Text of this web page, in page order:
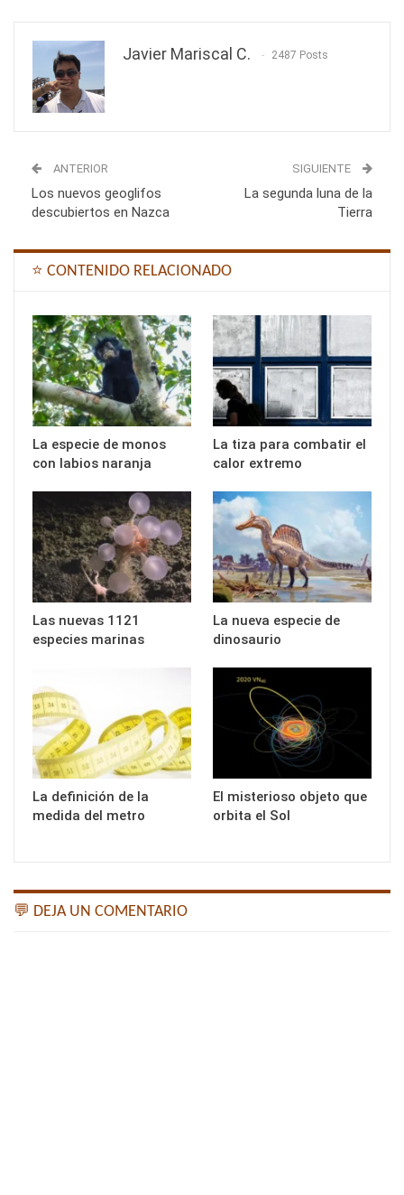
Javier Mariscal C. 2487 Posts
ANTERIOR
Los nuevos geoglifos
descubiertos en Nazca
SIGUIENTE
La segunda luna de la
Tierra
⭐ CONTENIDO RELACIONADO
La especie de monos
con labios naranja
La tiza para combatir el
calor extremo
Las nuevas 1121
especies marinas
La nueva especie de
dinosaurio
La definición de la
medida del metro
El misterioso objeto que
orbita el Sol
💬 DEJA UN COMENTARIO